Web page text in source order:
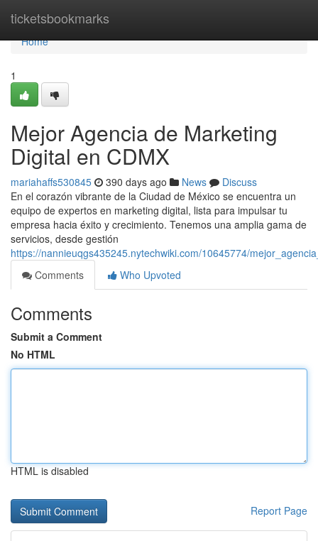
ticketsbookmarks
Home
Home
1
Mejor Agencia de Marketing
Digital en CDMX
mariahaffs530845 390 days ago News
Discuss
En el corazón vibrante de la Ciudad de México se encuentra un
equipo de expertos en marketing digital, lista para impulsar tu
empresa hacia éxito y crecimiento. Tenemos una amplia gama de
servicios, desde gestión
https://nannieuqgs435245.nytechwiki.com/10645774/
Comments
Who Upvoted
Comments
Submit a Comment
No HTML
HTML is disabled
Report Page